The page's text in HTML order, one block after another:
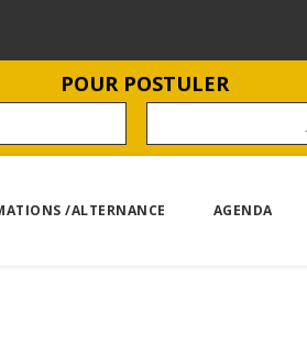
POUR POSTULER
/ALTERNANCE AGENDA